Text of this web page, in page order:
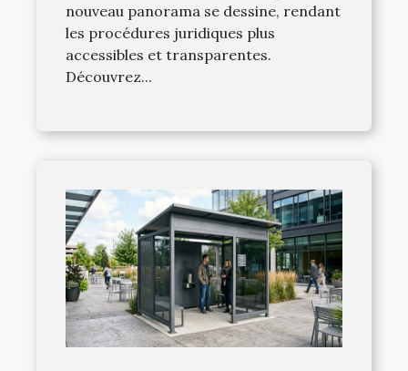
nouveau panorama se dessine, rendant
les procédures juridiques plus
accessibles et transparentes.
Découvrez...